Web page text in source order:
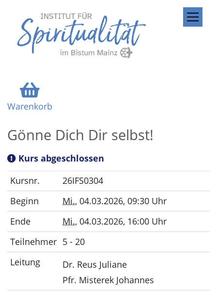
Warenkorb
Gönne Dich Dir selbst!
Kurs abgeschlossen
Kursnr.
26IFS0304
Beginn
Mi., 04.03.2026, 09:30 Uhr
Ende
Mi., 04.03.2026, 16:00 Uhr
Teilnehmer 5 - 20
Leitung
Dr. Reus Juliane
Pfr. Misterek Johannes